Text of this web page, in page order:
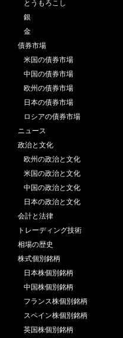
とうもろこし
銀
金
債券市場
米国の債券市場
中国の債券市場
欧州の債券市場
日本の債券市場
ロシアの債券市場
ニュース
政治と文化
欧州の政治と文化
米国の政治と文化
中国の政治と文化
日本の政治と文化
会計と法律
トレーディング技術
相場の歴史
株式個別銘柄
日本株個別銘柄
中国株個別銘柄
フランス株個別銘柄
スペイン株個別銘柄
英国株個別銘柄